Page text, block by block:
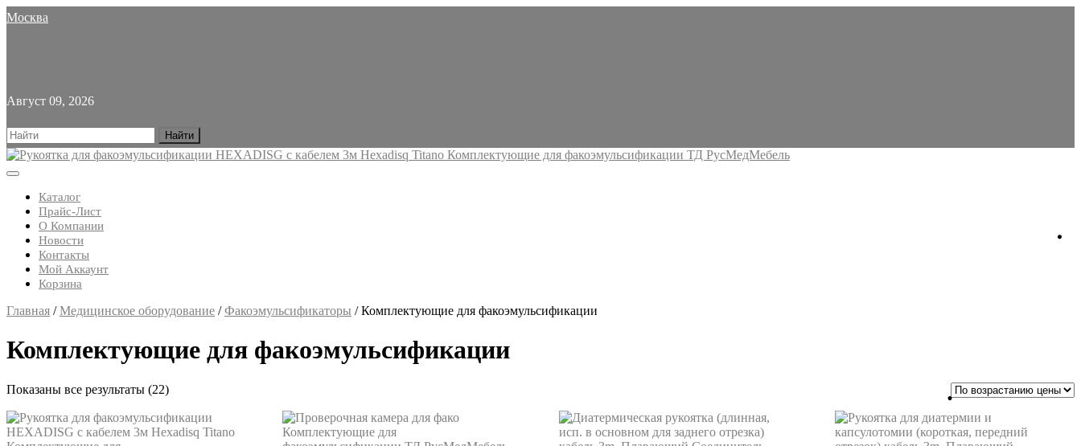
Skip
to
Москва
Август 09, 2026
Search
for:
Open
ButtonКаталог
Прайс-Лист
О Компании
Новости
Контакты
Мой Аккаунт
Корзина
Close
Главная /Медицинское оборудование /Факоэмульсификаторы / Комплектующие для факоэмульсификации
Комплектующие для факоэмульсификации
Показаны все результаты (22)Цены:
возрастанию